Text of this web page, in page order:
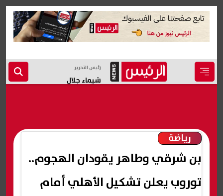
رئيس التحرير
شيماء جلال
رياضة
بن شرقي وطاهر يقودان الهجوم..
توروب يعلن تشكيل الأهلي أمام